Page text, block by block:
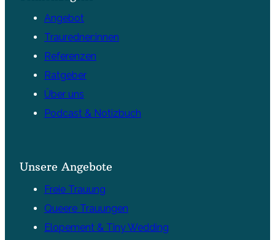
Angebot
Trauredner:innen
Referenzen
Ratgeber
Über uns
Podcast & Notizbuch
Unsere Angebote
Freie Trauung
Queere Trauungen
Elopement & Tiny Wedding